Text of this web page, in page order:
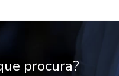
procura?